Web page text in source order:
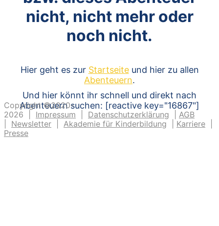
nicht, nicht mehr oder
noch nicht.
Hier geht es zur Startseiteund hier zu allen
Abenteuern.
Und hier könnt ihr schnell und direkt nach
Abenteuern suchen: [reactive key="16867"]
Copyright ©2020-
2026 | Impressum Datenschutzerklärung
AGB
Newsletter Akademie für Kinderbildung Karriere
Presse